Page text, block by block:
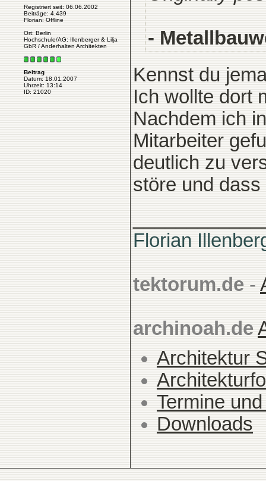
Registriert seit: 06.06.2002
Beiträge: 4.439
Florian: Offline
Ort: Berlin
Hochschule/AG: Illenberger & Lilja
GbR / Anderhalten Architekten
Beitrag
Datum: 18.01.2007
Uhrzeit: 13:14
ID: 21020
-
Kennst du
Ich wollte dort
Nachdem ich
Mitarbeiter
deutlich zu
störe und
Florian
tektorum.de -
archinoah.de
Architektur
Termine
Downloads